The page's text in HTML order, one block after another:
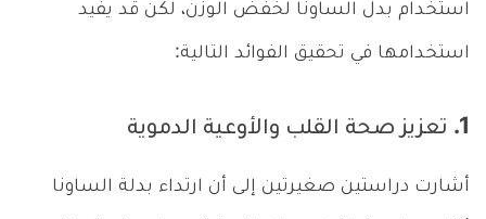
استخدام بدل الساونا لخفض الوزن، لكن قد يفيد
استخدامها في تحقيق الفوائد التالية:
1. تعزيز صحة القلب والأوعية الدموية
أشارت دراستين صغيرتين إلى أن ارتداء بدلة الساونا